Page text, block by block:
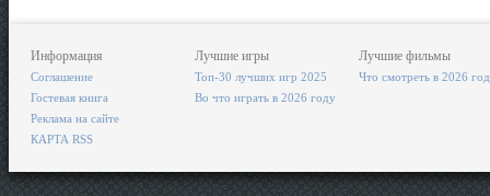
Информация
Соглашение
Гостевая книга
Реклама на сайте
КАРТА RSS
Лучшие игры
Топ-30 лучших игр 2025
Во что играть в 2026 году
Лучшие фильмы
Что смотреть в 2026